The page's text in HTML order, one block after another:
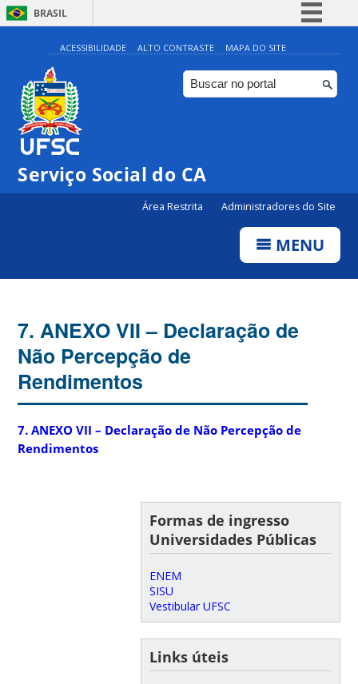
BRASIL
Simplifique!
Comunica BR
Participe
ACESSIBILIDADE ALTO CONTRASTE MAPA DO SITE
Serviço Social do CA
Área Restrita Administradores do Site
MENU
7. ANEXO VII – Declaração de
Não Percepção de
Rendimentos
7. ANEXO VII – Declaração de Não Percepção de
Rendimentos
Formas de ingresso
Universidades Públicas
ENEM
SISU
Vestibular UFSC
Links úteis